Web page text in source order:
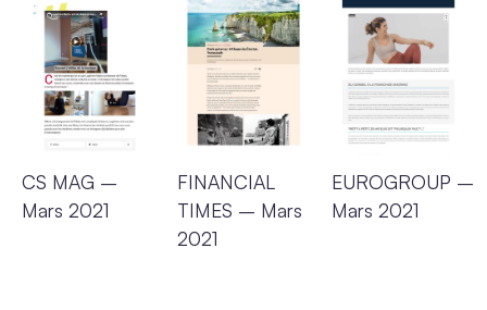
CS MAG –
Mars 2021
FINANCIAL
TIMES – Mars
2021
EUROGROUP –
Mars 2021